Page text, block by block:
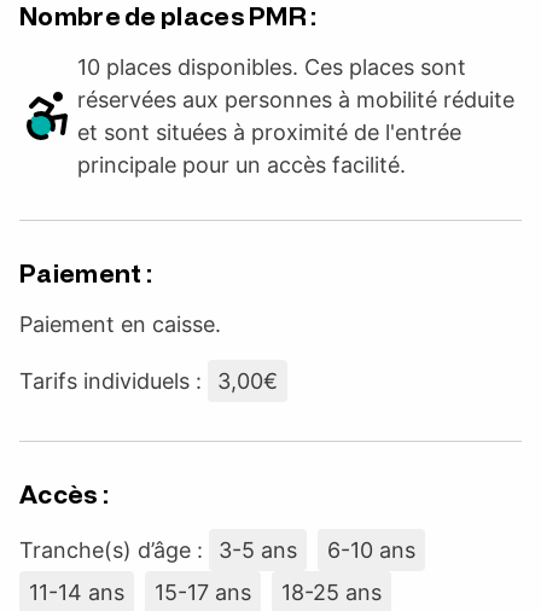
Nombre de places PMR :
10 places disponibles. Ces places sont
réservées aux personnes à mobilité réduite
et sont situées à proximité de l'entrée
principale pour un accès facilité.
Paiement :
Paiement en caisse.
Tarifs individuels : 3,00€
Accès :
Tranche(s) d’âge : 3-5 ans
6-10 ans
11-14 ans
15-17 ans
18-25 ans